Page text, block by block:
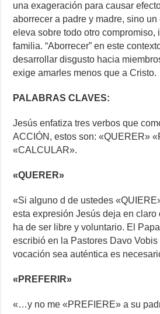
una exageración para causar
aborrecer a padre y madre, sino
eleva sobre todo otro compromiso,
familia. “Aborrecer” en este
desarrollar disgusto hacia
exige amarles menos que a Cristo.
PALABRAS CLAVES:
Jesús enfatiza tres verbos que
ACCIÓN, estos son: «QUERER»
«CALCULAR».
«QUERER»
«Si alguno d de ustedes
esta expresión Jesús deja en
ha de ser libre y voluntario. El
escribió en la Pastores Davo
vocación sea auténtica es
«PREFERIR»
«…y no me «PREFIERE» a su